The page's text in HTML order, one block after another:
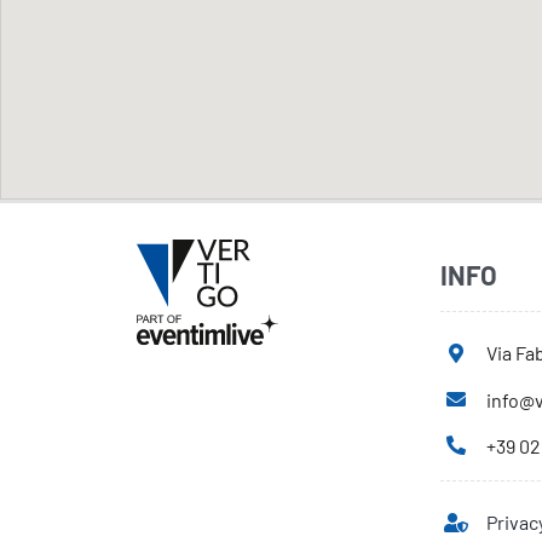
INFO
Via
+39